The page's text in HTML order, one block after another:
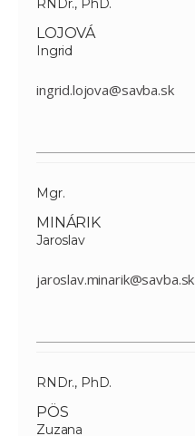
LOJOVÁ
Ingrid
ingrid.lojova@savba.sk
Mgr.
MINÁRIK
Jaroslav
jaroslav.minarik@savba.sk
RNDr., PhD.
PÖS
Zuzana